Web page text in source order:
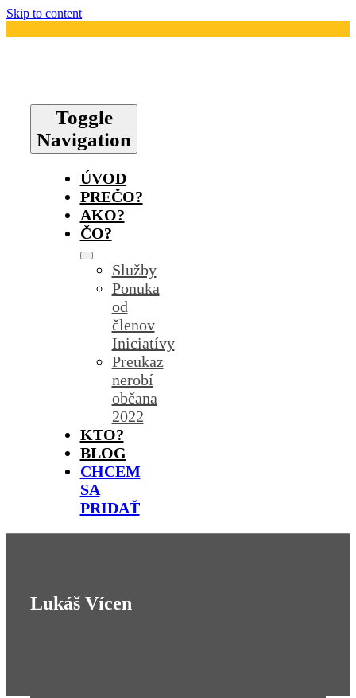
Skip to content
Toggle
Navigation
ÚVOD
PREČO?
AKO?
ČO?
Služby
Ponuka
od
členov
Iniciatívy
Preukaz
nerobí
občana
2022
KTO?
BLOG
CHCEM
SA
PRIDAŤ
Lukáš Vícen